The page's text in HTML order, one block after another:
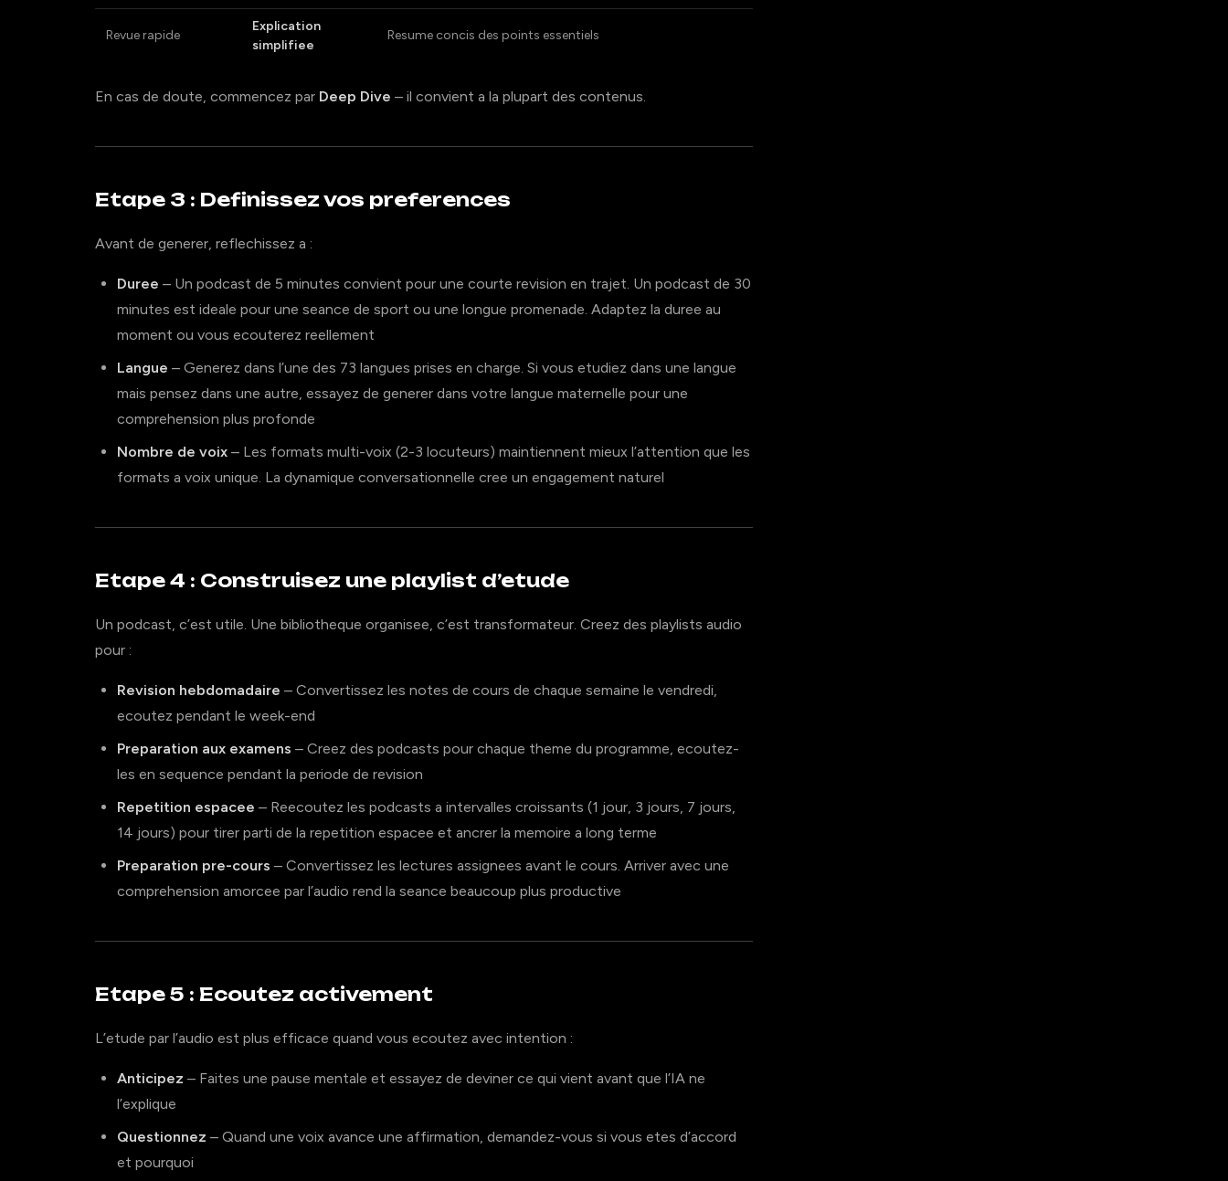
Revue rapide
Explication
simplifiee
Resume concis des points essentiels
En cas de doute, commencez par Deep Dive – il convient a la plupart des contenus.
Etape 3 : Definissez vos preferences
Avant de generer, reflechissez a :
Duree – Un podcast de 5 minutes convient pour une courte revision en trajet. Un podcast de 30
minutes est ideale pour une seance de sport ou une longue promenade. Adaptez la duree au
moment ou vous ecouterez reellement
Langue – Generez dans l’une des 73 langues prises en charge. Si vous etudiez dans une langue
mais pensez dans une autre, essayez de generer dans votre langue maternelle pour une
comprehension plus profonde
Nombre de voix – Les formats multi-voix (2-3 locuteurs) maintiennent mieux l’attention que les
formats a voix unique. La dynamique conversationnelle cree un engagement naturel
Etape 4 : Construisez une playlist d’etude
Un podcast, c’est utile. Une bibliotheque organisee, c’est transformateur. Creez des playlists audio
pour :
Revision hebdomadaire – Convertissez les notes de cours de chaque semaine le vendredi,
ecoutez pendant le week-end
Preparation aux examens – Creez des podcasts pour chaque theme du programme, ecoutez-
les en sequence pendant la periode de revision
Repetition espacee – Reecoutez les podcasts a intervalles croissants (1 jour, 3 jours, 7 jours,
14 jours) pour tirer parti de la repetition espacee et ancrer la memoire a long terme
Preparation pre-cours – Convertissez les lectures assignees avant le cours. Arriver avec une
comprehension amorcee par l’audio rend la seance beaucoup plus productive
Etape 5 : Ecoutez activement
L’etude par l’audio est plus efficace quand vous ecoutez avec intention :
Anticipez – Faites une pause mentale et essayez de deviner ce qui vient avant que l’IA ne
l’explique
Questionnez – Quand une voix avance une affirmation, demandez-vous si vous etes d’accord
et pourquoi